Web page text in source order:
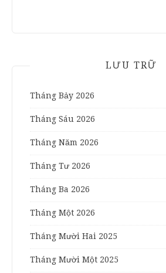
LƯU TRỮ
Tháng Bảy 2026
Tháng Sáu 2026
Tháng Năm 2026
Tháng Tư 2026
Tháng Ba 2026
Tháng Một 2026
Tháng Mười Hai 2025
Tháng Mười Một 2025